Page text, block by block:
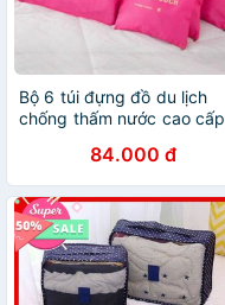
Bộ 6 túi đựng đồ du lịch
chống thấm nước cao cấp
84.000 đ